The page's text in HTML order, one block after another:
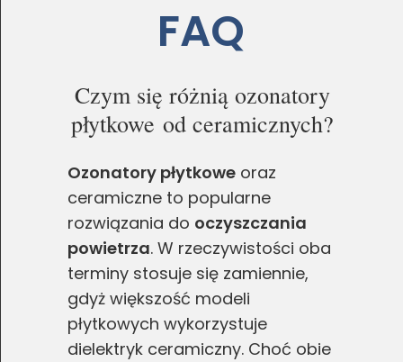
FAQ
Czym się różnią ozonatory
płytkowe od ceramicznych?
Ozonatory płytkowe oraz
ceramiczne to popularne
rozwiązania do oczyszczania
powietrza. W rzeczywistości oba
terminy stosuje się zamiennie,
gdyż większość modeli
płytkowych wykorzystuje
dielektryk ceramiczny. Choć obie